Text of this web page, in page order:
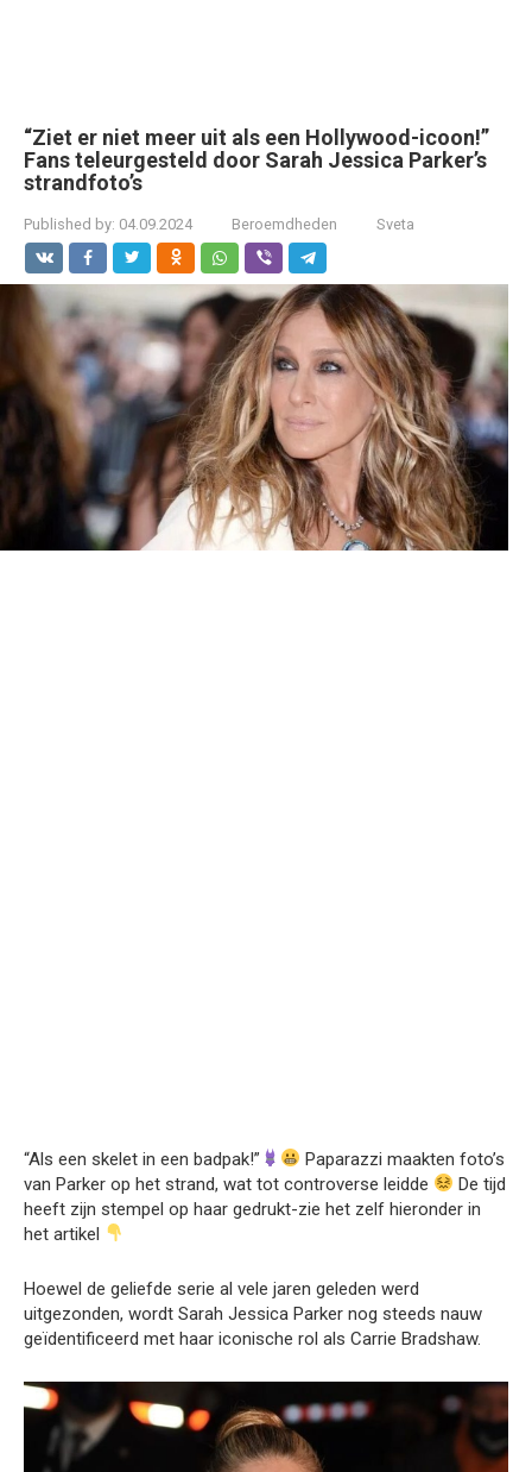
“Ziet er niet meer uit als een Hollywood-icoon!”
Fans teleurgesteld door Sarah Jessica Parker’s
strandfoto’s
Published by: 04.09.2024 Beroemdheden Sveta
“Als een skelet in een badpak!”
Paparazzi maakten foto’s
van Parker op het strand, wat tot controverse leidde
De tijd
heeft zijn stempel op haar gedrukt-zie het zelf hieronder in
het artikel
Hoewel de geliefde serie al vele jaren geleden werd
uitgezonden, wordt Sarah Jessica Parker nog steeds nauw
geïdentificeerd met haar iconische rol als Carrie Bradshaw.